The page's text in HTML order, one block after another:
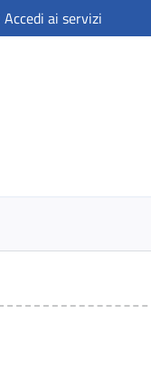
Accedi ai servizi